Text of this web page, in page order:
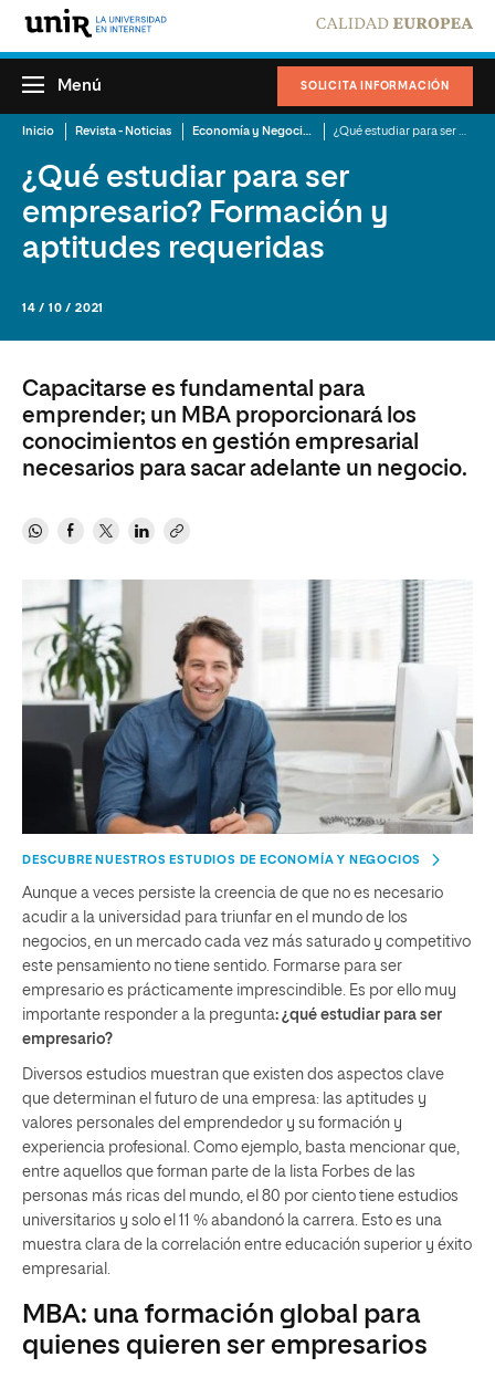
SOLICITA INFORMACIÓN
Menú
Inicio Revista - Noticias Economía y Negocios
¿Qué estudiar para ser
empresario? Formación y
aptitudes requeridas
14 / 10 / 2021
Capacitarse es fundamental para
emprender; un MBA proporcionará los
conocimientos en gestión empresarial
necesarios para sacar adelante un negocio.
DESCUBRE NUESTROS ESTUDIOS DE ECONOMÍA Y NEGOCIOS
Aunque a veces persiste la creencia de que no es necesario
acudir a la universidad para triunfar en el mundo de los
negocios, en un mercado cada vez más saturado y competitivo
este pensamiento no tiene sentido. Formarse para ser
empresario es prácticamente imprescindible. Es por ello muy
importante responder a la pregunta: ¿qué estudiar para ser
empresario?
Diversos estudios muestran que existen dos aspectos clave
que determinan el futuro de una empresa: las aptitudes y
valores personales del emprendedor y su formación y
experiencia profesional. Como ejemplo, basta mencionar que,
entre aquellos que forman parte de la lista Forbes de las
personas más ricas del mundo, el 80 por ciento tiene estudios
universitarios y solo el 11 % abandonó la carrera. Esto es una
muestra clara de la correlación entre educación superior y éxito
empresarial.
MBA: una formación global para
quienes quieren ser empresarios